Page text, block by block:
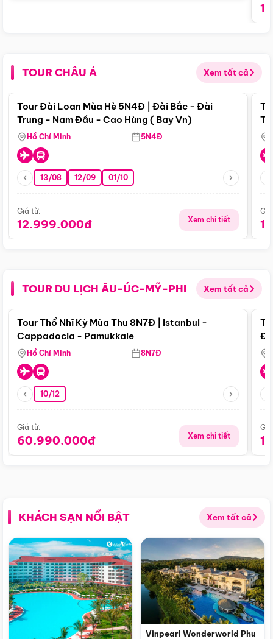
TOUR CHÂU Á Xem tất cả
Điểm nổi bật
Tour Đài Loan Mùa Hè 5N4Đ | Đài Bắc - Đài
Trung - Nam Đầu - Cao Hùng ( Bay Vn)
Hồ Chí Minh 5N4Đ
13/08 12/09 01/10
Giá từ:
12.999.000đ Xem chi tiết
TOUR DU LỊCH ÂU-ÚC-MỸ-PHI Xem tất cả
Điểm nổi bật
Tour Thổ Nhĩ Kỳ Mùa Thu 8N7Đ | Istanbul -
Cappadocia - Pamukkale
Hồ Chí Minh 8N7Đ
10/12
Giá từ:
60.990.000đ Xem chi tiết
KHÁCH SẠN NỔI BẬT Xem tất cả
Vinpearl Wonderworld Phu